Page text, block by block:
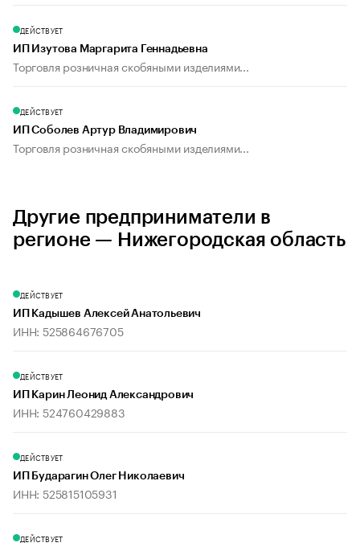
ДЕЙСТВУЕТ
ИП Изутова Маргарита Геннадьевна
Торговля розничная скобяными изделиями...
ДЕЙСТВУЕТ
ИП Соболев Артур Владимирович
Торговля розничная скобяными изделиями...
Другие предприниматели в
регионе — Нижегородская область
ДЕЙСТВУЕТ
ИП Кадышев Алексей Анатольевич
ИНН: 525864676705
ДЕЙСТВУЕТ
ИП Карин Леонид Александрович
ИНН: 524760429883
ДЕЙСТВУЕТ
ИП Бударагин Олег Николаевич
ИНН: 525815105931
ДЕЙСТВУЕТ